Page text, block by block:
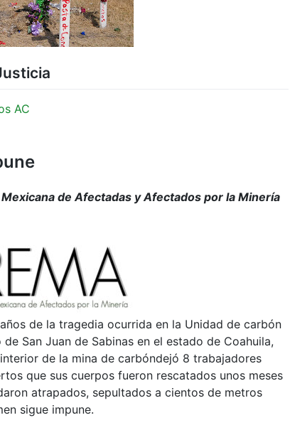
AC
de Afectadas y Afectados por la Minería
de la tragedia ocurrida en la Unidad de carbón
San Juan de Sabinas en el estado de Coahuila,
de la mina de carbóndejó 8 trabajadores
que sus cuerpos fueron rescatados unos meses
atrapados, sepultados a cientos de metros
sigue impune.